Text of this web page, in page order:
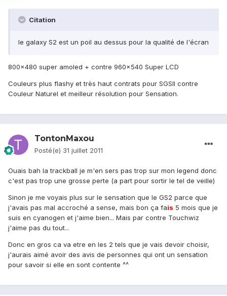
Citation
le galaxy S2 est un poil au dessus pour la qualité de l'écran
800x480 super amoled + contre 960x540 Super LCD
Couleurs plus flashy et très haut contrats pour SGSII contre
Couleur Naturel et meilleur résolution pour Sensation.
TontonMaxou
Posté(e) 31 juillet 2011
Ouais bah la trackball je m'en sers pas trop sur mon legend donc
c'est pas trop une grosse perte (a part pour sortir le tel de veille)
Sinon je me voyais plus sur le sensation que le GS2 parce que
j'avais pas mal accroché a sense, mais bon ça fais 5 mois que je
suis en cyanogen et j'aime bien... Mais par contre Touchwiz
j'aime pas du tout...
Donc en gros ca va etre en les 2 tels que je vais devoir choisir,
j'aurais aimé avoir des avis de personnes qui ont un sensation
pour savoir si elle en sont contente ^^